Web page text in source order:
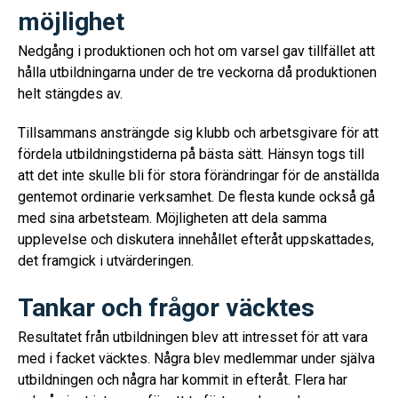
möjlighet
Nedgång i produktionen och hot om varsel gav tillfället att
hålla utbildningarna under de tre veckorna då produktionen
helt stängdes av.
Tillsammans ansträngde sig klubb och arbetsgivare för att
fördela utbildningstiderna på bästa sätt. Hänsyn togs till
att det inte skulle bli för stora förändringar för de anställda
gentemot ordinarie verksamhet. De flesta kunde också gå
med sina arbetsteam. Möjligheten att dela samma
upplevelse och diskutera innehållet efteråt uppskattades,
det framgick i utvärderingen.
Tankar och frågor väcktes
Resultatet från utbildningen blev att intresset för att vara
med i facket väcktes. Några blev medlemmar under själva
utbildningen och några har kommit in efteråt. Flera har